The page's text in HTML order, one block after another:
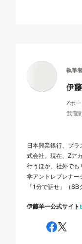
執筆者
伊
Zホ
武蔵
日本興業銀行、プ
式会社。現在、Zア
行うほか、社外で
学アントレプレナ
「1分で話せ」（SB
伊藤羊一公式サイト